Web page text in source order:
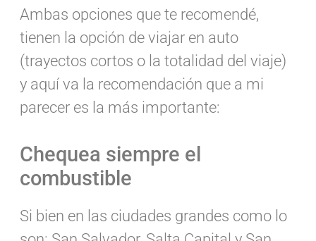
Ambas opciones que te recomendé,
tienen la opción de viajar en auto
(trayectos cortos o la totalidad del viaje)
y aquí va la recomendación que a mi
parecer es la más importante:
Chequea siempre el
combustible
Si bien en las ciudades grandes como lo